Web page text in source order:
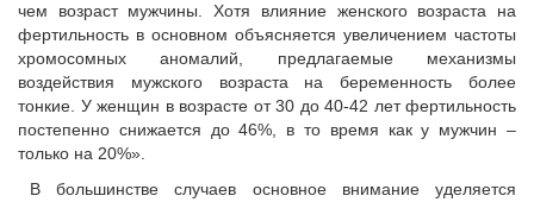
чем возраст мужчины. Хотя влияние женского возраста на
фертильность в основном объясняется увеличением частоты
хромосомных аномалий, предлагаемые механизмы
воздействия мужского возраста на беременность более
тонкие. У женщин в возрасте от 30 до 40-42 лет фертильность
постепенно снижается до 46%, в то время как у мужчин –
только на 20%».
В большинстве случаев основное внимание уделяется